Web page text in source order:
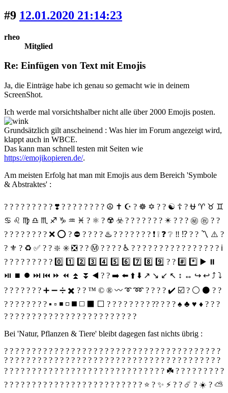
#9 12.01.2020 21:14:23
rheo
Mitglied
Re: Einfügen von Text mit Emojis
Ja, die Einträge habe ich genau so gemacht wie in deinem
ScreenShot.
Ich werde mal vorsichtshalber nicht alle über 2000 Emojis posten.
Grundsätzlich gilt anscheinend : Was hier im Forum angezeigt wird,
klappt auch in WBCE.
Das kann man schnell testen mit Seiten wie
https://emojikopieren.de/.
Am meisten Erfolg hat man mit Emojis aus dem Bereich 'Symbole
& Abstraktes' :
? ? ? ? ? ? ? ? ? ❣️ ? ? ? ? ? ? ? ? ☮️ ✝️ ☪️ ? ☸️ ✡️ ? ? ☯️ ☦️ ? ⛎ ♈️ ♉️ ♊️
♋️ ♌️ ♍️ ♎️ ♏️ ♐️ ♑️ ♒️ ♓️ ? ⚛️ ? ☢️ ☣️ ? ? ? ?️ ? ? ?️ ✴️ ? ? ? ㊙️ ㊗️ ? ?
? ? ?️ ?️ ? ? ?️ ? ❌ ⭕️ ? ⛔️ ? ? ? ? ♨️ ? ? ? ? ? ? ? ❗️ ❕ ❓ ❔ ‼️ ⁉️ ? ? 〽️ ⚠️ ?
? ⚜️ ? ♻️ ✅ ?️ ? ❇️ ✳️ ❎ ? ? Ⓜ️ ? ? ? ? ♿️ ?️ ? ?️ ? ? ? ? ? ? ? ? ? ? ? ? ? ℹ️
? ? ? ? ? ? ? ? ? 0️⃣ 1️⃣ 2️⃣ 3️⃣ 4️⃣ 5️⃣ 6️⃣ 7️⃣ 8️⃣ 9️⃣ ? ? #️⃣ *️⃣ ▶️ ⏸
⏯ ⏹ ⏺ ⏭ ⏮ ⏩ ⏪ ⏫ ⏬ ◀️ ? ? ➡️ ⬅️ ⬆️ ⬇️ ↗️ ↘️ ↙️ ↖️ ↕️ ↔️ ↪️ ↩️ ⤴️ ⤵️
? ? ? ? ? ? ? ➕ ➖ ➗ ✖️ ? ? ™️ ©️ ®️ 〰️ ➰ ➿ ? ? ? ? ✔️ ☑️ ? ⚪️ ⚫️ ? ?
? ? ? ? ? ? ? ? ▪️ ▫️ ◾️ ◽️ ◼️ ◻️ ⬛️ ⬜️ ? ? ? ? ? ? ? ? ?? ? ? ? ♠️ ♣️ ♥️ ♦️ ? ? ?️
? ? ? ? ? ? ? ? ? ? ? ? ? ? ? ? ? ? ? ? ? ? ? ?
Bei 'Natur, Pflanzen & Tiere' bleibt dagegen fast nichts übrig :
? ? ? ? ? ? ? ? ? ? ? ? ? ? ? ? ? ? ? ? ? ? ? ? ? ? ? ? ? ? ? ? ? ? ? ? ? ? ?
? ? ? ? ? ? ? ? ? ? ? ? ? ? ? ? ? ? ? ? ? ? ? ? ? ? ? ? ? ? ? ? ? ? ? ? ? ? ?
? ? ? ? ? ? ? ? ? ? ? ? ? ? ? ? ? ? ? ? ? ? ? ? ? ? ? ? ? ☘️ ? ? ? ? ? ? ? ? ?
? ? ? ? ? ? ? ? ? ? ? ? ? ? ? ? ? ? ? ? ? ? ? ? ? ⭐️ ? ✨ ⚡️ ? ? ☄️ ? ☀️ ? ⛅️